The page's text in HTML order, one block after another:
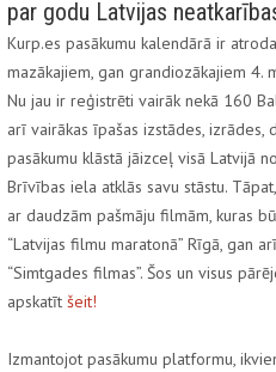
par godu Latvijas
Kurp.es pasākumu kalendārā ir
mazākajiem, gan grandiozākajiem 4.
Nu jau ir reģistrēti vairāk nekā 160
arī vairākas īpašas izstādes, izrādes,
pasākumu klāstā jāizceļ visā Latvijā
Brīvības iela atklās savu stāstu.
ar daudzām pašmāju filmām, kuras
“Latvijas filmu maratonā” Rīgā, gan
“Simtgades filmas”. Šos un visus
apskatīt šeit!
Izmantojot pasākumu platformu,